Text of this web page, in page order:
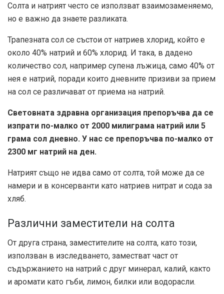
Солта и натрият често се използват взаимозаменяемо,
но е важно да знаете разликата.
Трапезната сол се състои от натриев хлорид, който е
около 40% натрий и 60% хлорид. И така, в дадено
количество сол, например супена лъжица, само 40% от
нея е натрий, поради които дневните призиви за прием
на сол се различават от приема на натрий.
Световната здравна организация препоръчва да се
изпрати по-малко от 2000 милиграма натрий или 5
грама сол дневно. У нас се препоръчва по-малко от
2300 мг натрий на ден.
Натрият също не идва само от солта, той може да се
намери и в консерванти като натриев нитрат и сода за
хляб.
Различни заместители на солта
От друга страна, заместителите на солта, като този,
използван в изследването, заместват част от
съдържанието на натрий с друг минерал, калий, както
и аромати като гъби, лимон, билки или водорасли.